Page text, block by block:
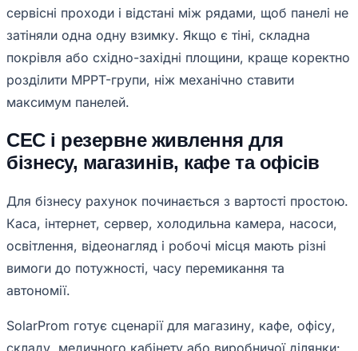
сервісні проходи і відстані між рядами, щоб панелі не
затіняли одна одну взимку. Якщо є тіні, складна
покрівля або східно-західні площини, краще коректно
розділити MPPT-групи, ніж механічно ставити
максимум панелей.
СЕС і резервне живлення для
бізнесу, магазинів, кафе та офісів
Для бізнесу рахунок починається з вартості простою.
Каса, інтернет, сервер, холодильна камера, насоси,
освітлення, відеонагляд і робочі місця мають різні
вимоги до потужності, часу перемикання та
автономії.
SolarProm готує сценарії для магазину, кафе, офісу,